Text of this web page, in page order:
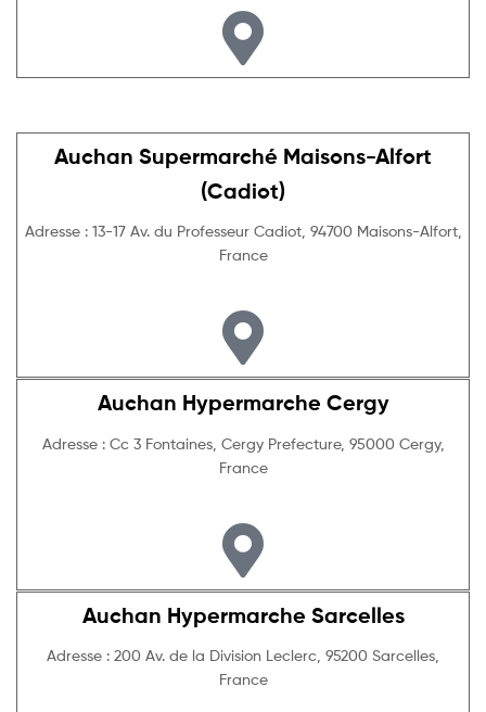
Auchan Supermarché Maisons-Alfort
(Cadiot)
Adresse : 13-17 Av. du Professeur Cadiot, 94700 Maisons-Alfort,
France
Auchan Hypermarche Cergy
Adresse : Cc 3 Fontaines, Cergy Prefecture, 95000 Cergy,
France
Auchan Hypermarche Sarcelles
Adresse : 200 Av. de la Division Leclerc, 95200 Sarcelles,
France